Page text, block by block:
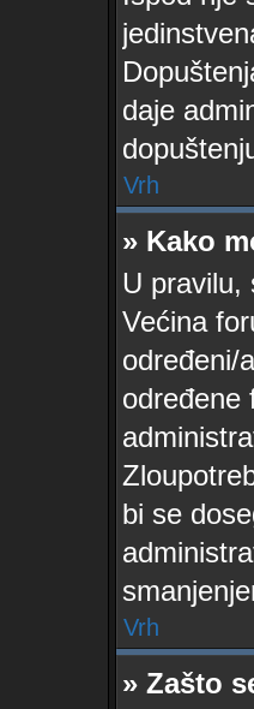
daje
Vrh
» Kako
U pravilu,
Većina
određeni/
određene
bi se
Vrh
» Zašto